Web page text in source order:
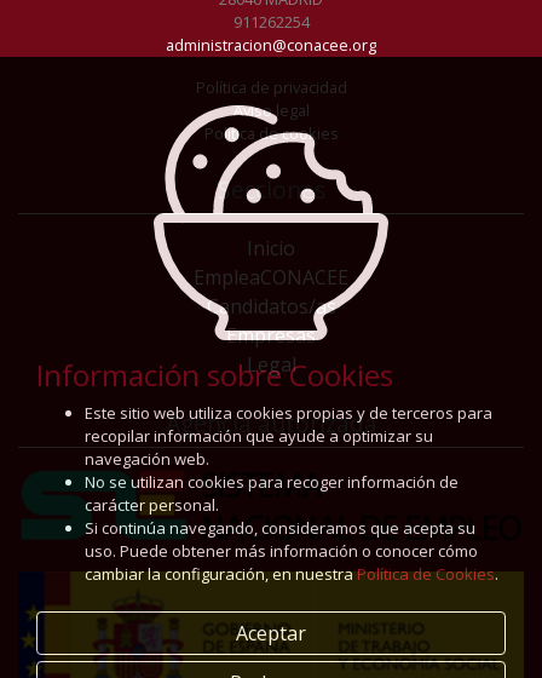
911262254
administracion@conacee.org
Política de privacidad
Aviso legal
Política de cookies
Secciones
Inicio
EmpleaCONACEE
Candidatos/as
Empresas
Legal
Agencia autorizada
Información sobre Cookies
Este sitio web utiliza cookies propias y de terceros para
recopilar información que ayude a optimizar su
navegación web.
No se utilizan cookies para recoger información de
carácter personal.
Si continúa navegando, consideramos que acepta su
uso. Puede obtener más información o conocer cómo
cambiar la configuración, en nuestraPolítica de Cookies.
Aceptar